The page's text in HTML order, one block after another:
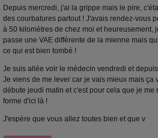
Depuis mercredi, j'ai la grippe mais le pire,
des courbatures partout ! J'avais rendez-vous
à 50 kilomètres de chez moi et heureusement,
passe une VAE différente de la mienne mais
ce qui est bien tombé !
Je suis allée voir le médecin vendredi et
Je viens de me lever car je vais mieux mais ça
débute jeudi matin et c'est pour cela que je
forme d'ici là !
J'espère que vous allez toutes bien et que v